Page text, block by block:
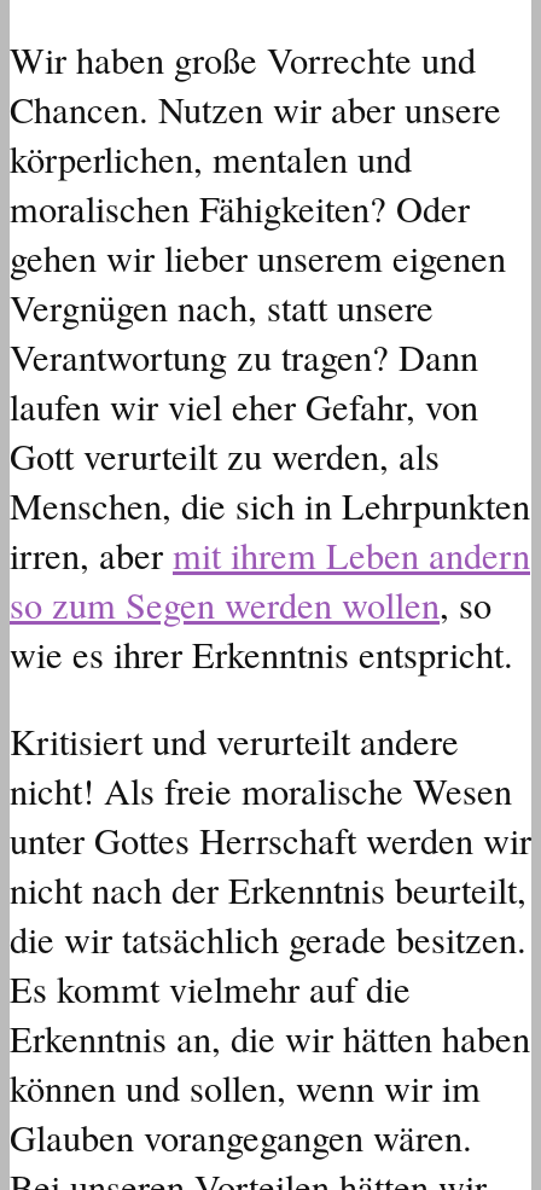
Wir haben große Vorrechte und
Chancen. Nutzen wir aber unsere
körperlichen, mentalen und
moralischen Fähigkeiten? Oder
gehen wir lieber unserem eigenen
Vergnügen nach, statt unsere
Verantwortung zu tragen? Dann
laufen wir viel eher Gefahr, von
Gott verurteilt zu werden, als
Menschen, die sich in Lehrpunkten
irren, abermit ihrem Leben andern
so zum Segen werden wollen, so
wie es ihrer Erkenntnis entspricht.
Kritisiert und verurteilt andere
nicht! Als freie moralische Wesen
unter Gottes Herrschaft werden wir
nicht nach der Erkenntnis beurteilt,
die wir tatsächlich gerade besitzen.
Es kommt vielmehr auf die
Erkenntnis an, die wir hätten haben
können und sollen, wenn wir im
Glauben vorangegangen wären.